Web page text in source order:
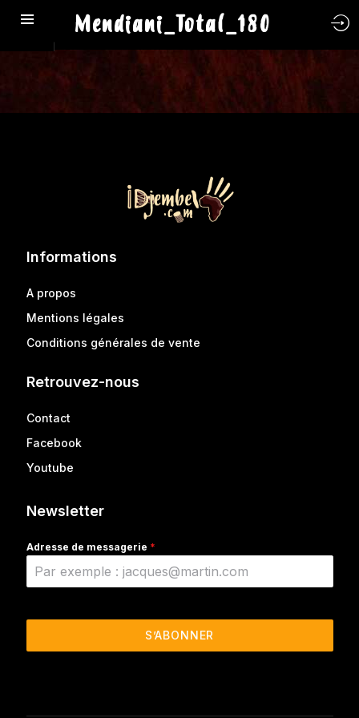
Mendiani_Total_180
Informations
A propos
Mentions légales
Conditions générales de vente
Retrouvez-nous
Contact
Facebook
Youtube
Newsletter
Adresse de messagerie *
S’ABONNER